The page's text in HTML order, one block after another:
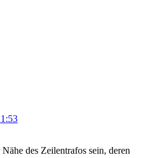
des Zeilentrafos sein, deren